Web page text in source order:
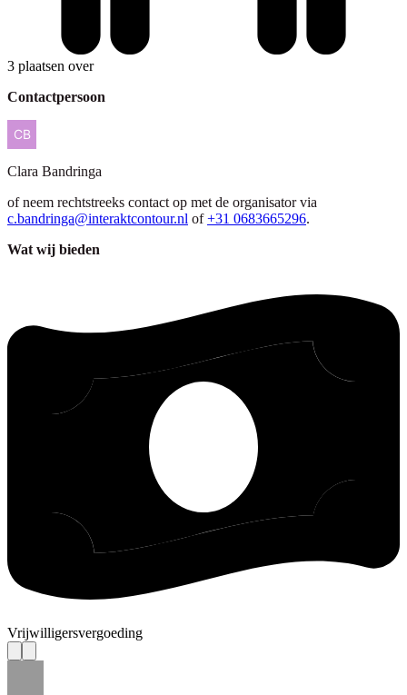
3 plaatsen over
Contactpersoon
Clara Bandringa
of neem rechtstreeks contact op met de organisator via
c.bandringa@interaktcontour.nl of +31 0683665296.
Wat wij bieden
Vrijwilligersvergoeding